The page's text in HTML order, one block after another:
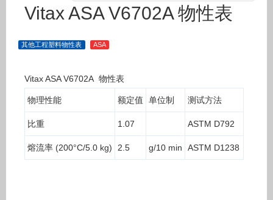
Vitax ASA V6702A 物性表
其他工程塑料物性表 ASA
Vitax ASA V6702A 物性表
物理性能 额定值 单位制 测试方法
比重 1.07 ASTM D792
熔流率 (200°C/5.0 kg) 2.5 g/10 min ASTM D1238